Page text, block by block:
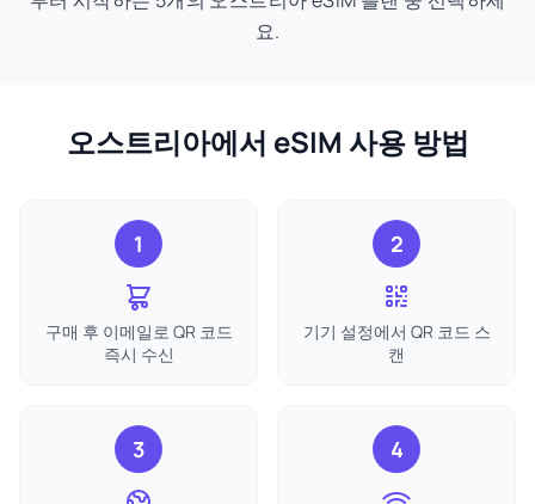
요.
오스트리아에서 eSIM 사용 방법
1
구매 후 이메일로 QR 코드
즉시 수신
2
기기 설정에서 QR 코드 스
캔
3 4